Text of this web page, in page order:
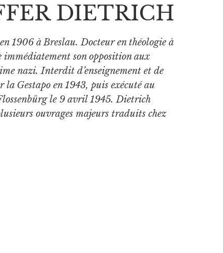
DIETRICH
1906 à Breslau. Docteur en théologie à
immédiatement son opposition aux
nazi. Interdit d’enseignement et de
Gestapo en 1943, puis exécuté au
le 9 avril 1945. Dietrich
ouvrages majeurs traduits chez